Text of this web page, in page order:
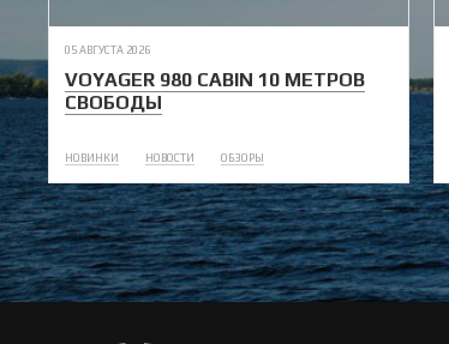
05 АВГУСТА 2026
VOYAGER 980 CABIN 10 МЕТРОВ
СВОБОДЫ
НОВИНКИ НОВОСТИ ОБЗОРЫ